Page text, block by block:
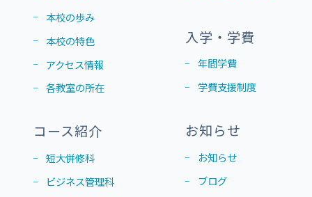
本校の歩み
本校の特色
アクセス情報
各教室の所在
コース紹介
短大併修科
ビジネス管理科
入学・学費
年間学費
学費支援制度
お知らせ
お知らせ
ブログ